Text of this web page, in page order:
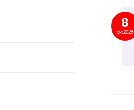
8
okt 2026